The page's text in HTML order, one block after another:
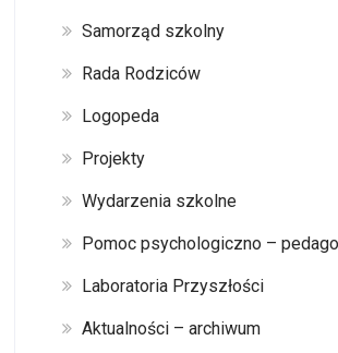
Samorząd szkolny
Rada Rodziców
Logopeda
Projekty
Wydarzenia szkolne
Pomoc psychologiczno –
Laboratoria Przyszłości
Aktualności – archiwum